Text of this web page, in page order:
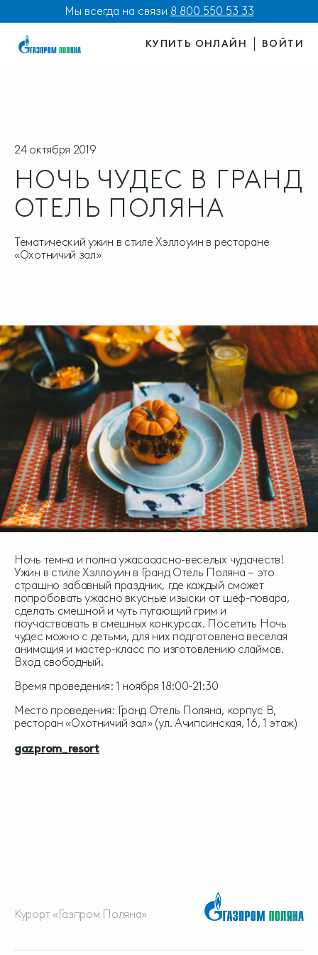
Мы всегда на связи 8 800 550 53 33
КУПИТЬ ОНЛАЙН ВОЙТИ
24 октября 2019
НОЧЬ ЧУДЕС В ГРАНД
ОТЕЛЬ ПОЛЯНА
Тематический ужин в стиле Хэллоуин в ресторане
«Охотничий зал»
Ночь темна и полна ужасааасно-веселых чудачеств!
Ужин в стиле Хэллоуин в Гранд Отель Поляна – это
страшно забавный праздник, где каждый сможет
попробовать ужасно вкусные изыски от шеф-повара,
сделать смешной и чуть пугающий грим и
поучаствовать в смешных конкурсах. Посетить Ночь
чудес можно с детьми, для них подготовлена веселая
анимация и мастер-класс по изготовлению слаймов.
Вход свободный.
Время проведения: 1 ноября 18:00-21:30
Место проведения: Гранд Отель Поляна, корпус В,
ресторан «Охотничий зал» (ул. Ачипсинская, 16, 1 этаж)
gazprom_resort
Курорт «Газпром Поляна»